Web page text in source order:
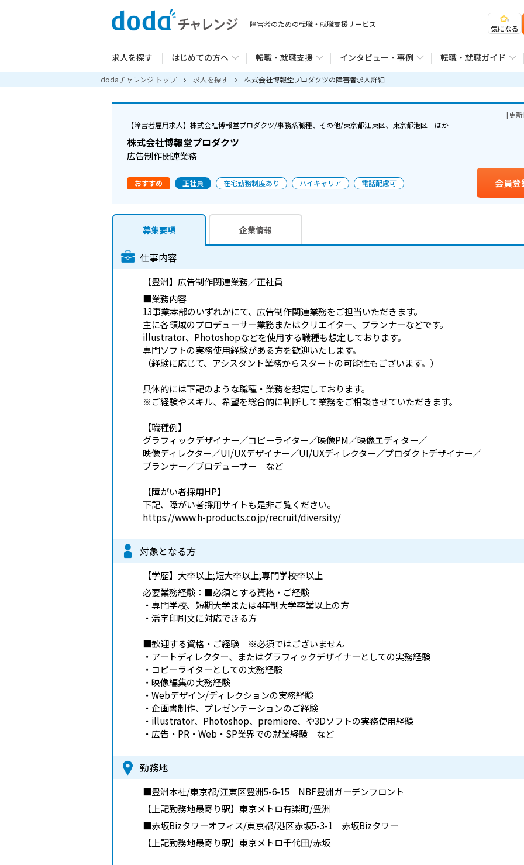
障害者のための転職・就職支援サービス 気になる
求人を探す はじめての方へ
転職・就職までの流れ
キャリアアドバイザー紹介
キャリアカウンセリングとは
カウンセリング拠点
メッセージ
転職・就職支援
身体障害のある方への支援
精神・発達障害のある方への支援
知的障害の方への支援
時短勤務の方の転職支援
地方の転職・就職支援
インタビュー・事例
転職成功ストーリー
企業インタビュー
転職・就職ガイド
転職・就職ノウ
dodaチャレンジ トップ 求人を探す 株式会社博報堂プロダクツの障害者求人詳細
[更新
【障害者雇用求人】株式会社博報堂プロダクツ/事務系職種、その他/東京都江東区、東京都港区 ほか
株式会社博報堂プロダクツ
広告制作関連業務
おすすめ 正社員 在宅勤務制度あり ハイキャリア 電話配慮可 会員登
募集要項 企業情報
仕事内容
【豊洲】広告制作関連業務／正社員
■業務内容
13事業本部のいずれかにて、広告制作関連業務をご担当いただきます。
主に各領域のプロデューサー業務またはクリエイター、プランナーなどです。
illustrator、Photoshopなどを使用する職種も想定しております。
専門ソフトの実務使用経験がある方を歓迎いたします。
（経験に応じて、アシスタント業務からスタートの可能性もございます。）
具体的には下記のような職種・業務を想定しております。
※ご経験やスキル、希望を総合的に判断して業務をご相談させていただきます。
【職種例】
グラフィックデザイナー／コピーライター／映像PM／映像エディター／
映像ディレクター／UI/UXデザイナー／UI/UXディレクター／プロダクトデザイナー／
プランナー／プロデューサー など
【障がい者採用HP】
下記、障がい者採用サイトも是非ご覧ください。
https://www.h-products.co.jp/recruit/diversity/
対象となる方
【学歴】 大卒以上;短大卒以上;専門学校卒以上
必要業務経験：■必須とする資格・ご経験
・専門学校、短期大学または4年制大学卒業以上の方
・活字印刷文に対応できる方
■歓迎する資格・ご経験 ※必須ではございません
・アートディレクター、またはグラフィックデザイナーとしての実務経験
・コピーライターとしての実務経験
・映像編集の実務経験
・Webデザイン/ディレクションの実務経験
・企画書制作、プレゼンテーションのご経験
・illustrator、Photoshop、premiere、や3Dソフトの実務使用経験
・広告・PR・Web・SP業界での就業経験 など
勤務地
■豊洲本社/東京都/江東区豊洲5-6-15 NBF豊洲ガーデンフロント
【上記勤務地最寄り駅】東京メトロ有楽町/豊洲
■赤坂Bizタワーオフィス/東京都/港区赤坂5-3-1 赤坂Bizタワー
【上記勤務地最寄り駅】東京メトロ千代田/赤坂